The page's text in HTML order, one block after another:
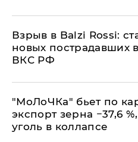
Взрыв в Balzi Rossi:
новых пострадавших
ВКС РФ
​"МоЛоЧКа" бьет по
экспорт зерна −37,6
уголь в коллапсе